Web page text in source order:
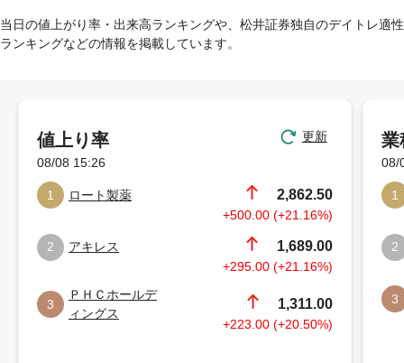
当日の値上がり率・出来高ランキングや、松井証券独自のデイトレ適性
ランキングなどの情報を掲載しています。